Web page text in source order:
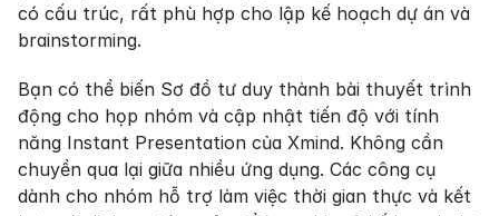
có cấu trúc, rất phù hợp cho lập kế hoạch dự án và
brainstorming.
Bạn có thể biến Sơ đồ tư duy thành bài thuyết trình
động cho họp nhóm và cập nhật tiến độ với tính
năng Instant Presentation của Xmind. Không cần
chuyển qua lại giữa nhiều ứng dụng. Các công cụ
dành cho nhóm hỗ trợ làm việc thời gian thực và kết